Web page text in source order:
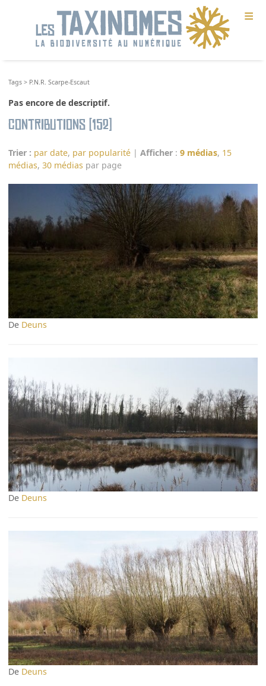
≡
Tags > P.N.R. Scarpe-Escaut
Pas encore de descriptif.
Contributions (152)
Trier : par date, par popularité |Afficher :9 médias, 15
médias,30 médias par page
De Deuns
De Deuns
De Deuns